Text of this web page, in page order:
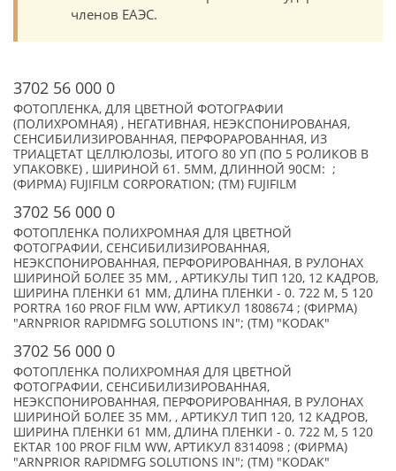
членов ЕАЭС.
3702 56 000 0
ФОТОПЛЕНКА, ДЛЯ ЦВЕТНОЙ ФОТОГРАФИИ
(ПОЛИХРОМНАЯ) , НЕГАТИВНАЯ, НЕЭКСПОНИРОВАНАЯ,
СЕНСИБИЛИЗИРОВАННАЯ, ПЕРФОРАРОВАННАЯ, ИЗ
ТРИАЦЕТАТ ЦЕЛЛЮЛОЗЫ, ИТОГО 80 УП (ПО 5 РОЛИКОВ В
УПАКОВКЕ) , ШИРИНОЙ 61. 5ММ, ДЛИННОЙ 90CМ: ;
(ФИРМА) FUJIFILM CORPORATION; (TM) FUJIFILM
3702 56 000 0
ФОТОПЛЕНКА ПОЛИХРОМНАЯ ДЛЯ ЦВЕТНОЙ
ФОТОГРАФИИ, СЕНСИБИЛИЗИРОВАННАЯ,
НЕЭКСПОНИРОВАННАЯ, ПЕРФОРИРОВАННАЯ, В РУЛОНАХ
ШИРИНОЙ БОЛЕЕ 35 ММ, , АРТИКУЛЫ ТИП 120, 12 КАДРОВ,
ШИРИНА ПЛЕНКИ 61 ММ, ДЛИНА ПЛЕНКИ - 0. 722 М, 5 120
PORTRA 160 PROF FILM WW, АРТИКУЛ 1808674 ; (ФИРМА)
"ARNPRIOR RAPIDMFG SOLUTIONS IN"; (TM) "KODAK"
3702 56 000 0
ФОТОПЛЕНКА ПОЛИХРОМНАЯ ДЛЯ ЦВЕТНОЙ
ФОТОГРАФИИ, СЕНСИБИЛИЗИРОВАННАЯ,
НЕЭКСПОНИРОВАННАЯ, ПЕРФОРИРОВАННАЯ, В РУЛОНАХ
ШИРИНОЙ БОЛЕЕ 35 ММ, , АРТИКУЛ ТИП 120, 12 КАДРОВ,
ШИРИНА ПЛЕНКИ 61 ММ, ДЛИНА ПЛЕНКИ - 0. 722 М, 5 120
EKTAR 100 PROF FILM WW, АРТИКУЛ 8314098 ; (ФИРМА)
"ARNPRIOR RAPIDMFG SOLUTIONS IN"; (TM) "KODAK"